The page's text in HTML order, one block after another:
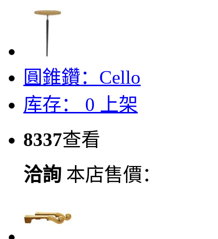
圓錐鑽：Cello
库存： 0
上架
8337查看
洽詢 本店售價：